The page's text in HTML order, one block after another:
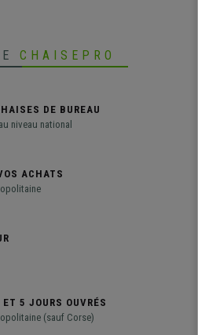
CHAISEPRO
DE BUREAU
niveau national
ACHATS
5 JOURS OUVRÉS
(sauf Corse)